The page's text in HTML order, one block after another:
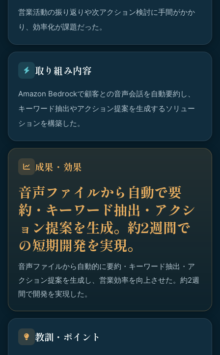
営業活動の振り返りや次アクション検討に手間がかか
り、効率化が課題だった。
取り組み内容
Amazon Bedrockで顧客との音声会話を自動要約し、
キーワード抽出やアクション提案を生成するソリュー
ションを構築した。
成果・効果
音声ファイルから自動で要
約・キーワード抽出・アクシ
ョン提案を生成。約2週間で
の短期開発を実現。
音声ファイルから自動的に要約・キーワード抽出・ア
クション提案を生成し、営業効率を向上させた。約2週
間で開発を実現した。
教訓・ポイント